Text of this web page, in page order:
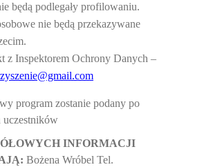
będą podlegały profilowaniu.
nie będą przekazywane
z Inspektorem Ochrony Danych –
program zostanie podany po
uczestników
ŁOWYCH INFORMACJI
Bożena Wróbel Tel.